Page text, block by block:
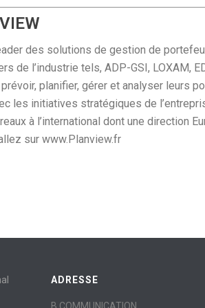
des solutions de gestion de
de l’industrie tels, ADP-GSI, LOXAM,
planifier, gérer et analyser leurs
les initiatives stratégiques de
à l’international dont une direction
sur www.Planview.fr
ADRESSE